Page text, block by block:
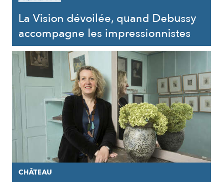
La Vision dévoilée, quand Debussy
accompagne les impressionnistes
CHÂTEAU